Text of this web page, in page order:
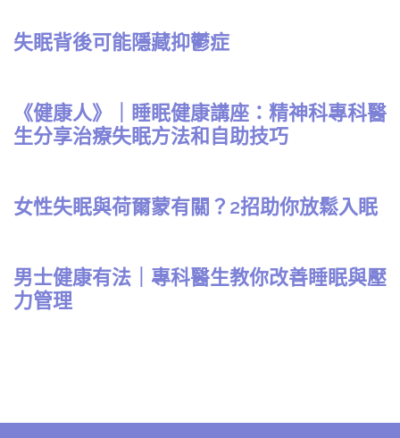
失眠背後可能隱藏抑鬱症
《健康人》｜睡眠健康講座：精神科專科醫
生分享治療失眠方法和自助技巧
女性失眠與荷爾蒙有關？2招助你放鬆入眠
男士健康有法｜專科醫生教你改善睡眠與壓
力管理